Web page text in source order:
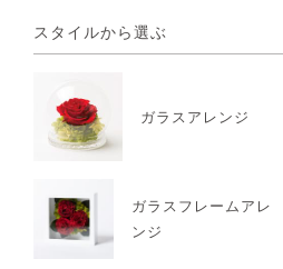
スタイルから選ぶ
ガラスアレンジ
ガラスフレームアレ
ンジ